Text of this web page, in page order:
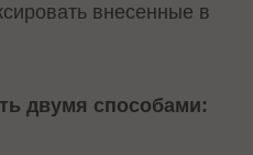
внесенные в
двумя способами: